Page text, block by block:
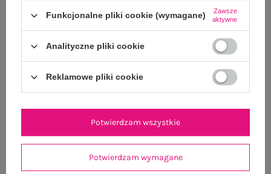
100 dni na zwrot
OPIS PRODUKTU
Funkcjonalne pliki cookie (wymagane)
Zawsze
aktywne
Analityczne pliki cookie
Reklamowe pliki cookie
Potwierdzam wymagane
Potwierdzam wszystkie